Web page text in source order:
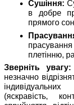
Сушіння:
в добре
прямого
плетінню,
Зверніть увагу:
незначно
(яскравість,